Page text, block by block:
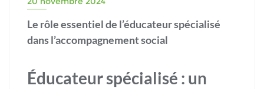
Le rôle essentiel de l’éducateur spécialisé
dans l’accompagnement social
Éducateur spécialisé : un